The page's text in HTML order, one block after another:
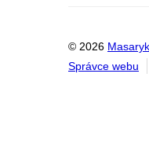
© 2026
Správce webu